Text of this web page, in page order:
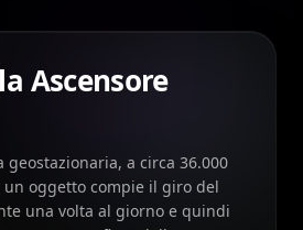
Ascensore
geostazionaria, a circa 36.000
un oggetto compie il giro del
una volta al giorno e quindi